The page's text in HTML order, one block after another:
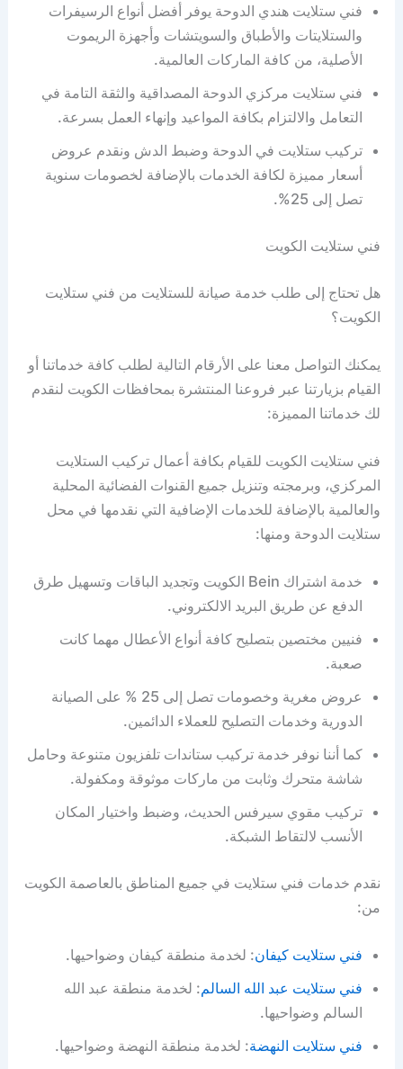
فني ستلايت هندي الدوحة يوفر أفضل أنواع الرسيفرات
والستلايتات والأطباق والسويتشات وأجهزة الريموت
الأصلية، من كافة الماركات العالمية.
فني ستلايت مركزي الدوحة المصداقية والثقة التامة في
التعامل والالتزام بكافة المواعيد وإنهاء العمل بسرعة.
تركيب ستلايت في الدوحة وضبط الدش ونقدم عروض
أسعار مميزة لكافة الخدمات بالإضافة لخصومات سنوية
تصل إلى 25%.
فني ستلايت الكويت
هل تحتاج إلى طلب خدمة صيانة للستلايت من فني ستلايت
الكويت؟
يمكنك التواصل معنا على الأرقام التالية لطلب كافة خدماتنا أو
القيام بزيارتنا عبر فروعنا المنتشرة بمحافظات الكويت لنقدم
لك خدماتنا المميزة:
فني ستلايت الكويت للقيام بكافة أعمال تركيب الستلايت
المركزي، وبرمجته وتنزيل جميع القنوات الفضائية المحلية
والعالمية بالإضافة للخدمات الإضافية التي نقدمها في محل
ستلايت الدوحة ومنها:
خدمة اشتراك Bein الكويت وتجديد الباقات وتسهيل طرق
الدفع عن طريق البريد الالكتروني.
فنيين مختصين بتصليح كافة أنواع الأعطال مهما كانت
صعبة.
عروض مغرية وخصومات تصل إلى 25 % على الصيانة
الدورية وخدمات التصليح للعملاء الدائمين.
كما أننا نوفر خدمة تركيب ستاندات تلفزيون متنوعة وحامل
شاشة متحرك وثابت من ماركات موثوقة ومكفولة.
تركيب مقوي سيرفس الحديث، وضبط واختيار المكان
الأنسب لالتقاط الشبكة.
نقدم خدمات فني ستلايت في جميع المناطق بالعاصمة الكويت
من:
فني ستلايت كيفان: لخدمة منطقة كيفان وضواحيها.
فني ستلايت عبد الله السالم: لخدمة منطقة عبد الله
السالم وضواحيها.
فني ستلايت النهضة: لخدمة منطقة النهضة وضواحيها.